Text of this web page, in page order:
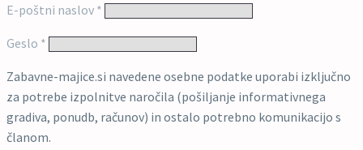
E-poštni naslov * Zahtevano
Geslo * Zahtevano
Zabavne-majice.si navedene osebne podatke uporabi izključno
za potrebe izpolnitve naročila (pošiljanje informativnega
gradiva, ponudb, računov) in ostalo potrebno komunikacijo s
članom.